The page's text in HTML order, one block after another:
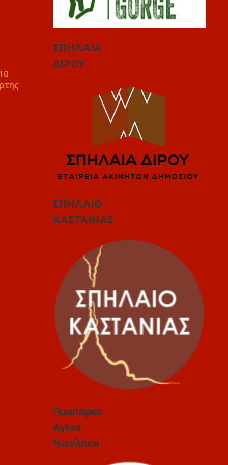
ΣΠΗΛΑΙΑ
ΔΙΡΟΥ
ΣΠΗΛΑΙΟ
ΚΑΣΤΑΝΙΑΣ
Γεωπάρκο
Αγίου
Νικολάου